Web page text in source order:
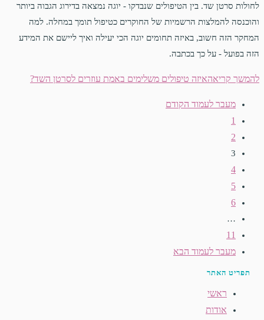
לחולות סרטן שד. בין הטיפולים שנבדקו - יוגה נמצאה בדירוג הגבוה ביותר
והוכנסה להמלצות הרשמיות של החוקרים כטיפול תומך במחלה. למה
המחקר הזה חשוב, באיזה תחומים יוגה הכי יעילה ואיך ליישם את המידע
הזה בפועל - על כך בכתבה.
להמשך קריאהאיזה טיפולים משלימים באמת עוזרים לסרטן השד?
מעבר לעמוד הקודם
1
2
3
4
5
6
…
11
מעבר לעמוד הבא
תפריט האתר
ראשי
אודות